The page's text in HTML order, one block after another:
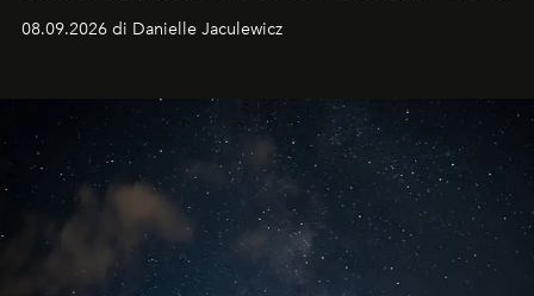
dell'autunno?
08.09.2026 di Danielle Jaculewicz